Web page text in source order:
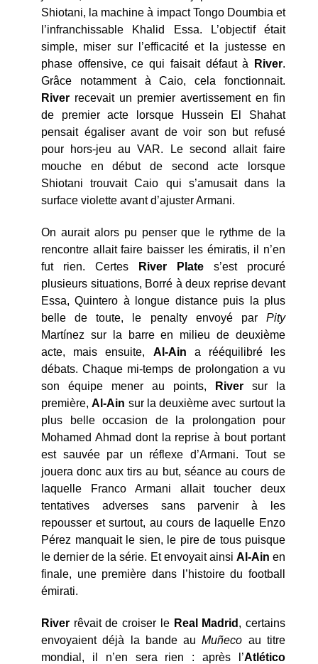
Shiotani, la machine à impact Tongo Doumbia et
l’infranchissable Khalid Essa. L’objectif était
simple, miser sur l’efficacité et la justesse en
phase offensive, ce qui faisait défaut à
River.
Grâce notamment à Caio, cela fonctionnait.
River recevait un premier avertissement en fin
de premier acte lorsque Hussein El Shahat
pensait égaliser avant de voir son but refusé
pour hors-jeu au VAR. Le second allait faire
mouche en début de second acte lorsque
Shiotani trouvait Caio qui s’amusait dans la
surface violette avant d’ajuster Armani.
On aurait alors pu penser que le rythme de la
rencontre allait faire baisser les émiratis, il n’en
fut rien. Certes
River Plate s’est procuré
plusieurs situations, Borré à deux reprise devant
Essa, Quintero à longue distance puis la plus
belle de toute, le penalty envoyé par Pity
Martínez sur la barre en milieu de deuxième
acte, mais ensuite, Al-Ain a rééquilibré les
débats. Chaque mi-temps de prolongation a vu
son équipe mener au points,
River sur la
première,Al-Ain sur la deuxième avec surtout la
plus belle occasion de la prolongation pour
Mohamed Ahmad dont la reprise à bout portant
est sauvée par un réflexe d’Armani. Tout se
jouera donc aux tirs au but, séance au cours de
laquelle Franco Armani allait toucher deux
tentatives adverses sans parvenir à les
repousser et surtout, au cours de laquelle Enzo
Pérez manquait le sien, le pire de tous puisque
le dernier de la série. Et envoyait ainsi Al-Ain en
finale, une première dans l’histoire du football
émirati.
River rêvait de croiser le Real Madrid , certains
envoyaient déjà la bande auMuñeco au titre
mondial, il n’en sera rien : après l’Atlético